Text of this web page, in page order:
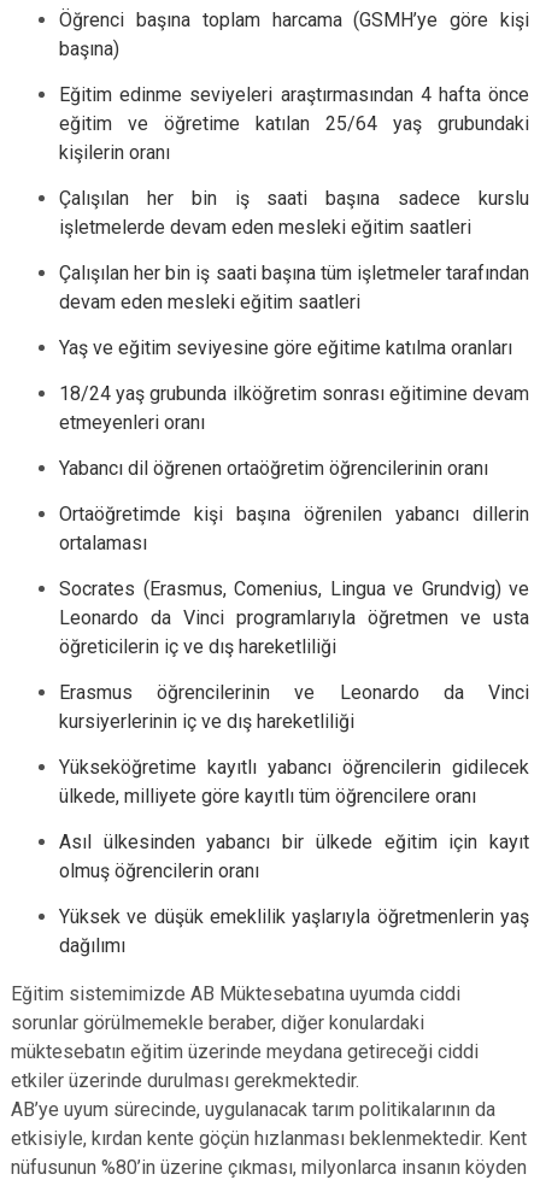
Öğrenci başına toplam harcama (GSMH’ye göre kişi
başına)
Eğitim edinme seviyeleri araştırmasından 4 hafta önce
eğitim ve öğretime katılan 25/64 yaş grubundaki
kişilerin oranı
Çalışılan her bin iş saati başına sadece kurslu
işletmelerde devam eden mesleki eğitim saatleri
Çalışılan her bin iş saati başına tüm işletmeler tarafından
devam eden mesleki eğitim saatleri
Yaş ve eğitim seviyesine göre eğitime katılma oranları
18/24 yaş grubunda ilköğretim sonrası eğitimine devam
etmeyenleri oranı
Yabancı dil öğrenen ortaöğretim öğrencilerinin oranı
Ortaöğretimde kişi başına öğrenilen yabancı dillerin
ortalaması
Socrates (Erasmus, Comenius, Lingua ve Grundvig) ve
Leonardo da Vinci programlarıyla öğretmen ve usta
öğreticilerin iç ve dış hareketliliği
Erasmus öğrencilerinin ve Leonardo da Vinci
kursiyerlerinin iç ve dış hareketliliği
Yükseköğretime kayıtlı yabancı öğrencilerin gidilecek
ülkede, milliyete göre kayıtlı tüm öğrencilere oranı
Asıl ülkesinden yabancı bir ülkede eğitim için kayıt
olmuş öğrencilerin oranı
Yüksek ve düşük emeklilik yaşlarıyla öğretmenlerin yaş
dağılımı
Eğitim sistemimizde AB Müktesebatına uyumda ciddi
sorunlar görülmemekle beraber, diğer konulardaki
müktesebatın eğitim üzerinde meydana getireceği ciddi
etkiler üzerinde durulması gerekmektedir.
AB’ye uyum sürecinde, uygulanacak tarım politikalarının da
etkisiyle, kırdan kente göçün hızlanması beklenmektedir. Kent
nüfusunun %80’in üzerine çıkması, milyonlarca insanın köyden